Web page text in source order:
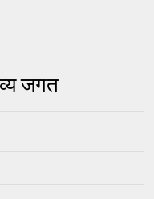
जगत